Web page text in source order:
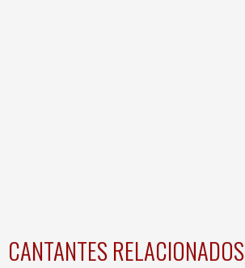
CANTANTES RELACIONADOS